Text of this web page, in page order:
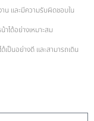
น และมีความรับผิดชอบใน
าได้อย่างเหมาะสม
เป็นอย่างดี และสามารถเดิน